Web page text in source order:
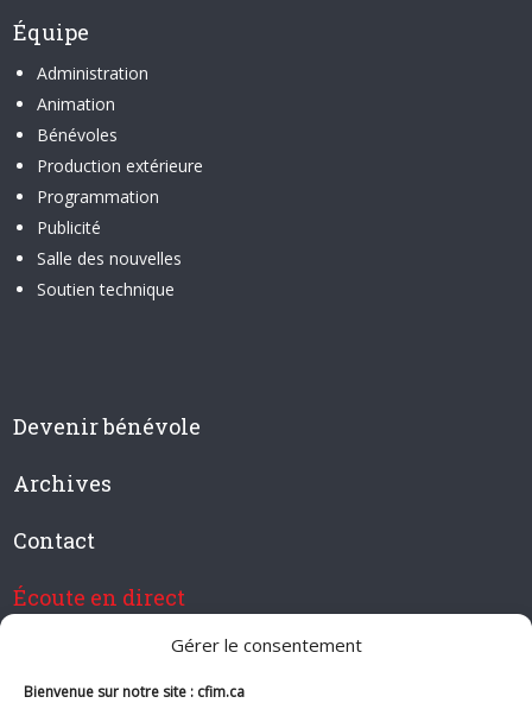
Gérer le consentement
Bienvenue sur notre site : cfim.ca
Équipe
Administration
Animation
Bénévoles
Production extérieure
Programmation
Publicité
Salle des nouvelles
Soutien technique
Devenir bénévole
Archives
Contact
Écoute en direct